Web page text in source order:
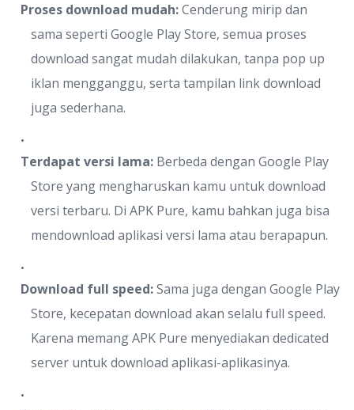
Proses download mudah:Cenderung mirip dan
sama seperti Google Play Store, semua proses
download sangat mudah dilakukan, tanpa pop up
iklan mengganggu, serta tampilan link download
juga sederhana.
Terdapat versi lama: Berbeda dengan Google Play
Store yang mengharuskan kamu untuk download
versi terbaru. Di APK Pure, kamu bahkan juga bisa
mendownload aplikasi versi lama atau berapapun.
Download full speed:Sama juga dengan Google Play
Store, kecepatan download akan selalu full speed.
Karena memang APK Pure menyediakan dedicated
server untuk download aplikasi-aplikasinya.